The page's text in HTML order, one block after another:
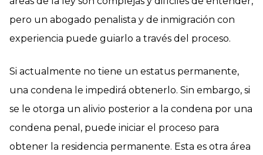
pero un abogado penalista y de inmigración con
experiencia puede guiarlo a través del proceso.
Si actualmente no tiene un estatus permanente,
una condena le impedirá obtenerlo. Sin embargo, si
se le otorga un alivio posterior a la condena por una
condena penal, puede iniciar el proceso para
obtener la residencia permanente. Esta es otra área